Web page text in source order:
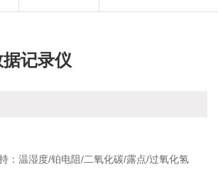
记录仪
：温湿度/铂电阻/二氧化碳/露点/过氧化氢